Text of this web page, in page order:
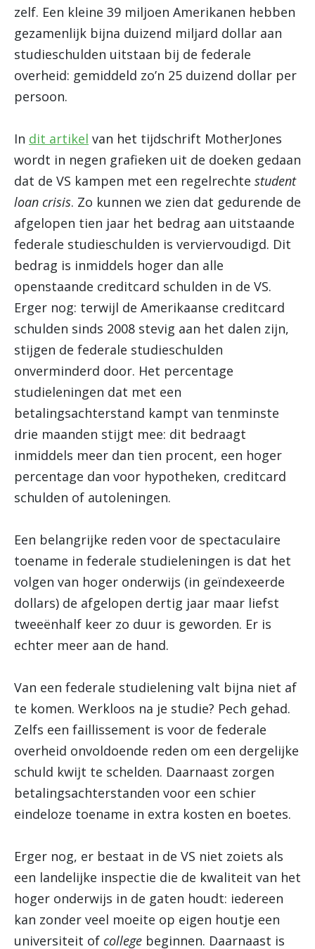
zelf. Een kleine 39 miljoen Amerikanen hebben
gezamenlijk bijna duizend miljard dollar aan
studieschulden uitstaan bij de federale
overheid: gemiddeld zo’n 25 duizend dollar per
persoon.
In dit artikel van het tijdschrift MotherJones
wordt in negen grafieken uit de doeken gedaan
dat de VS kampen met een regelrechte student
loan crisis. Zo kunnen we zien dat gedurende de
afgelopen tien jaar het bedrag aan uitstaande
federale studieschulden is verviervoudigd. Dit
bedrag is inmiddels hoger dan alle
openstaande creditcard schulden in de VS.
Erger nog: terwijl de Amerikaanse creditcard
schulden sinds 2008 stevig aan het dalen zijn,
stijgen de federale studieschulden
onverminderd door. Het percentage
studieleningen dat met een
betalingsachterstand kampt van tenminste
drie maanden stijgt mee: dit bedraagt
inmiddels meer dan tien procent, een hoger
percentage dan voor hypotheken, creditcard
schulden of autoleningen.
Een belangrijke reden voor de spectaculaire
toename in federale studieleningen is dat het
volgen van hoger onderwijs (in geïndexeerde
dollars) de afgelopen dertig jaar maar liefst
tweeënhalf keer zo duur is geworden. Er is
echter meer aan de hand.
Van een federale studielening valt bijna niet af
te komen. Werkloos na je studie? Pech gehad.
Zelfs een faillissement is voor de federale
overheid onvoldoende reden om een dergelijke
schuld kwijt te schelden. Daarnaast zorgen
betalingsachterstanden voor een schier
eindeloze toename in extra kosten en boetes.
Erger nog, er bestaat in de VS niet zoiets als
een landelijke inspectie die de kwaliteit van het
hoger onderwijs in de gaten houdt: iedereen
kan zonder veel moeite op eigen houtje een
universiteit of college beginnen. Daarnaast is